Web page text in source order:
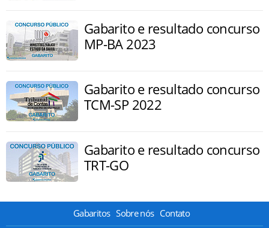
Gabarito e resultado concurso
MP-BA 2023
Gabarito e resultado concurso
TCM-SP 2022
Gabarito e resultado concurso
TRT-GO
Gabaritos Sobre nós Contato